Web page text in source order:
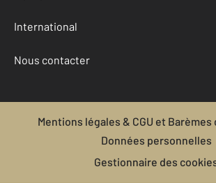
International
Nous contacter
Mentions légales & CGU et
Données personnelles
Gestionnaire des